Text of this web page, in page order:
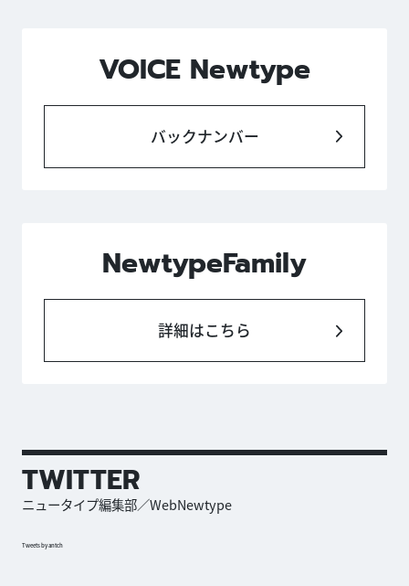
VOICE Newtype
バックナンバー
NewtypeFamily
詳細はこちら
TWITTER
ニュータイプ編集部／WebNewtype
Tweets by antch